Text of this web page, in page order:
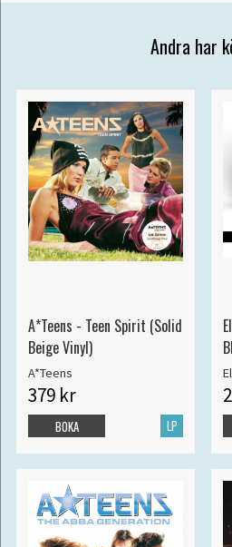
Andra har
A*Teens - Teen Spirit (Solid
Beige Vinyl)
A*Teens
379 kr
LP
BOKA